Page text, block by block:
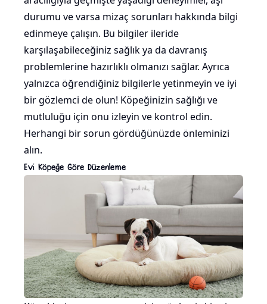
durumu ve varsa mizaç sorunları hakkında bilgi
edinmeye çalışın. Bu bilgiler ileride
karşılaşabileceğiniz sağlık ya da davranış
problemlerine hazırlıklı olmanızı sağlar. Ayrıca
yalnızca öğrendiğiniz bilgilerle yetinmeyin ve iyi
bir gözlemci de olun! Köpeğinizin sağlığı ve
mutluluğu için onu izleyin ve kontrol edin.
Herhangi bir sorun gördüğünüzde önleminizi
alın.
Evi Köpeğe Göre Düzenleme